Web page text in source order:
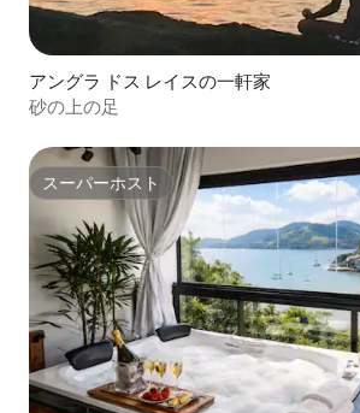
アングラ ドス レイスの一軒家
砂の上の足
スーパーホスト
スーパーホスト